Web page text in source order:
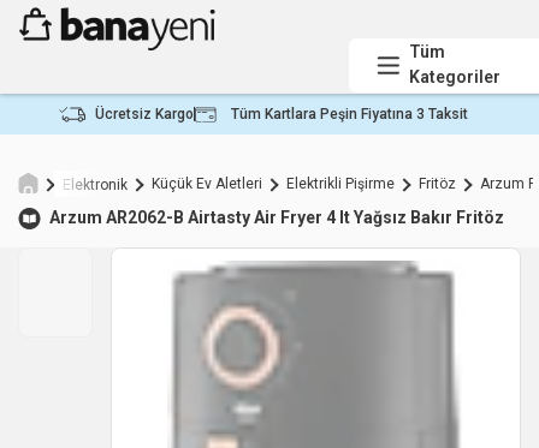
Tüm
Kategoriler
Ücretsiz Kargo Tüm Kartlara Peşin Fiyatına 3 Taksit
Elektronik Küçük Ev Aletleri Elektrikli Pişirme Fritöz Arzum
Arzum AR2062-B Airtasty Air Fryer 4 lt Yağsız Bakır Fritöz